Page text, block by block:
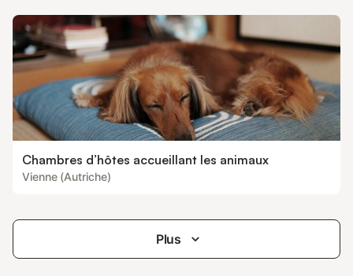
Chambres d’hôtes accueillant les animaux
Vienne (Autriche)
Plus